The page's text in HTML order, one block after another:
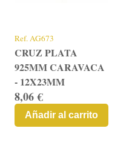
Ref.AG673
CRUZ PLATA
925MM CARAVACA
- 12X23MM
8,06 €
Añadir al carrito